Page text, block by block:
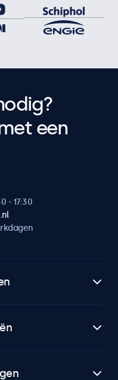
een
- 17:30